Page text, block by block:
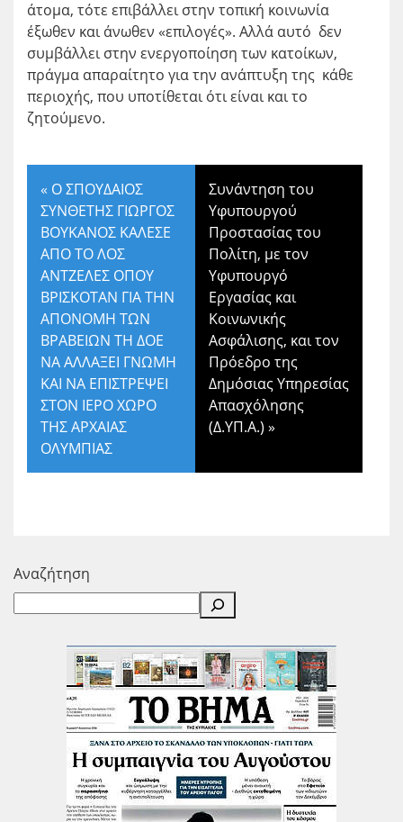
άτομα, τότε επιβάλλει στην τοπική κοινωνία
έξωθεν και άνωθεν «επιλογές». Αλλά αυτό δεν
συμβάλλει στην ενεργοποίηση των κατοίκων,
πράγμα απαραίτητο για την ανάπτυξη της κάθε
περιοχής, που υποτίθεται ότι είναι και το
ζητούμενο.
« Ο ΣΠΟΥΔΑΙΟΣ
ΣΥΝΘΕΤΗΣ ΓΙΩΡΓΟΣ
ΒΟΥΚΑΝΟΣ ΚΑΛΕΣΕ
ΑΠΟ ΤΟ ΛΟΣ
ΑΝΤΖΕΛΕΣ ΟΠΟΥ
ΒΡΙΣΚΟΤΑΝ ΓΙΑ ΤΗΝ
ΑΠΟΝΟΜΗ ΤΩΝ
ΒΡΑΒΕΙΩΝ ΤΗ ΔΟΕ
ΝΑ ΑΛΛΑΞΕΙ ΓΝΩΜΗ
ΚΑΙ ΝΑ ΕΠΙΣΤΡΕΨΕΙ
ΣΤΟΝ ΙΕΡΟ ΧΩΡΟ
ΤΗΣ ΑΡΧΑΙΑΣ
ΟΛΥΜΠΙΑΣ
Συνάντηση του
Υφυπουργού
Προστασίας του
Πολίτη, με τον
Υφυπουργό
Εργασίας και
Κοινωνικής
Ασφάλισης, και τον
Πρόεδρο της
Δημόσιας Υπηρεσίας
Απασχόλησης
(Δ.ΥΠ.Α.) »
Αναζήτηση